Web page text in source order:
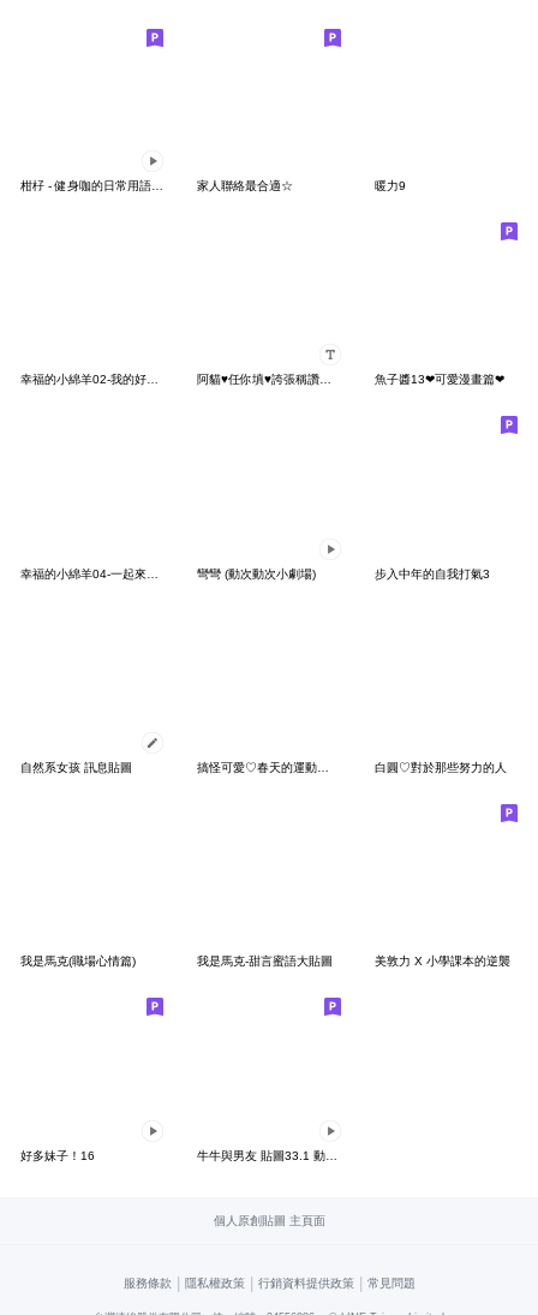
家人聯絡最合適☆ 暖力9
幸福的小綿羊02-我的好朋友 阿貓♥任你填♥誇張稱讚系列 魚子醬13❤可愛漫畫篇❤
彎彎 (動次動次小劇場) 步入中年的自我打氣3
自然系女孩 訊息貼圖 白圓♡對於那些努力的人
我是馬克(職場心情篇) 我是馬克-甜言蜜語大貼圖 美敦力 X 小學課本的逆襲
好多妹子！16
個人原創貼圖 主頁面
服務條款 | 隱私權政策 | 行銷資料提供政策 | 常見問題